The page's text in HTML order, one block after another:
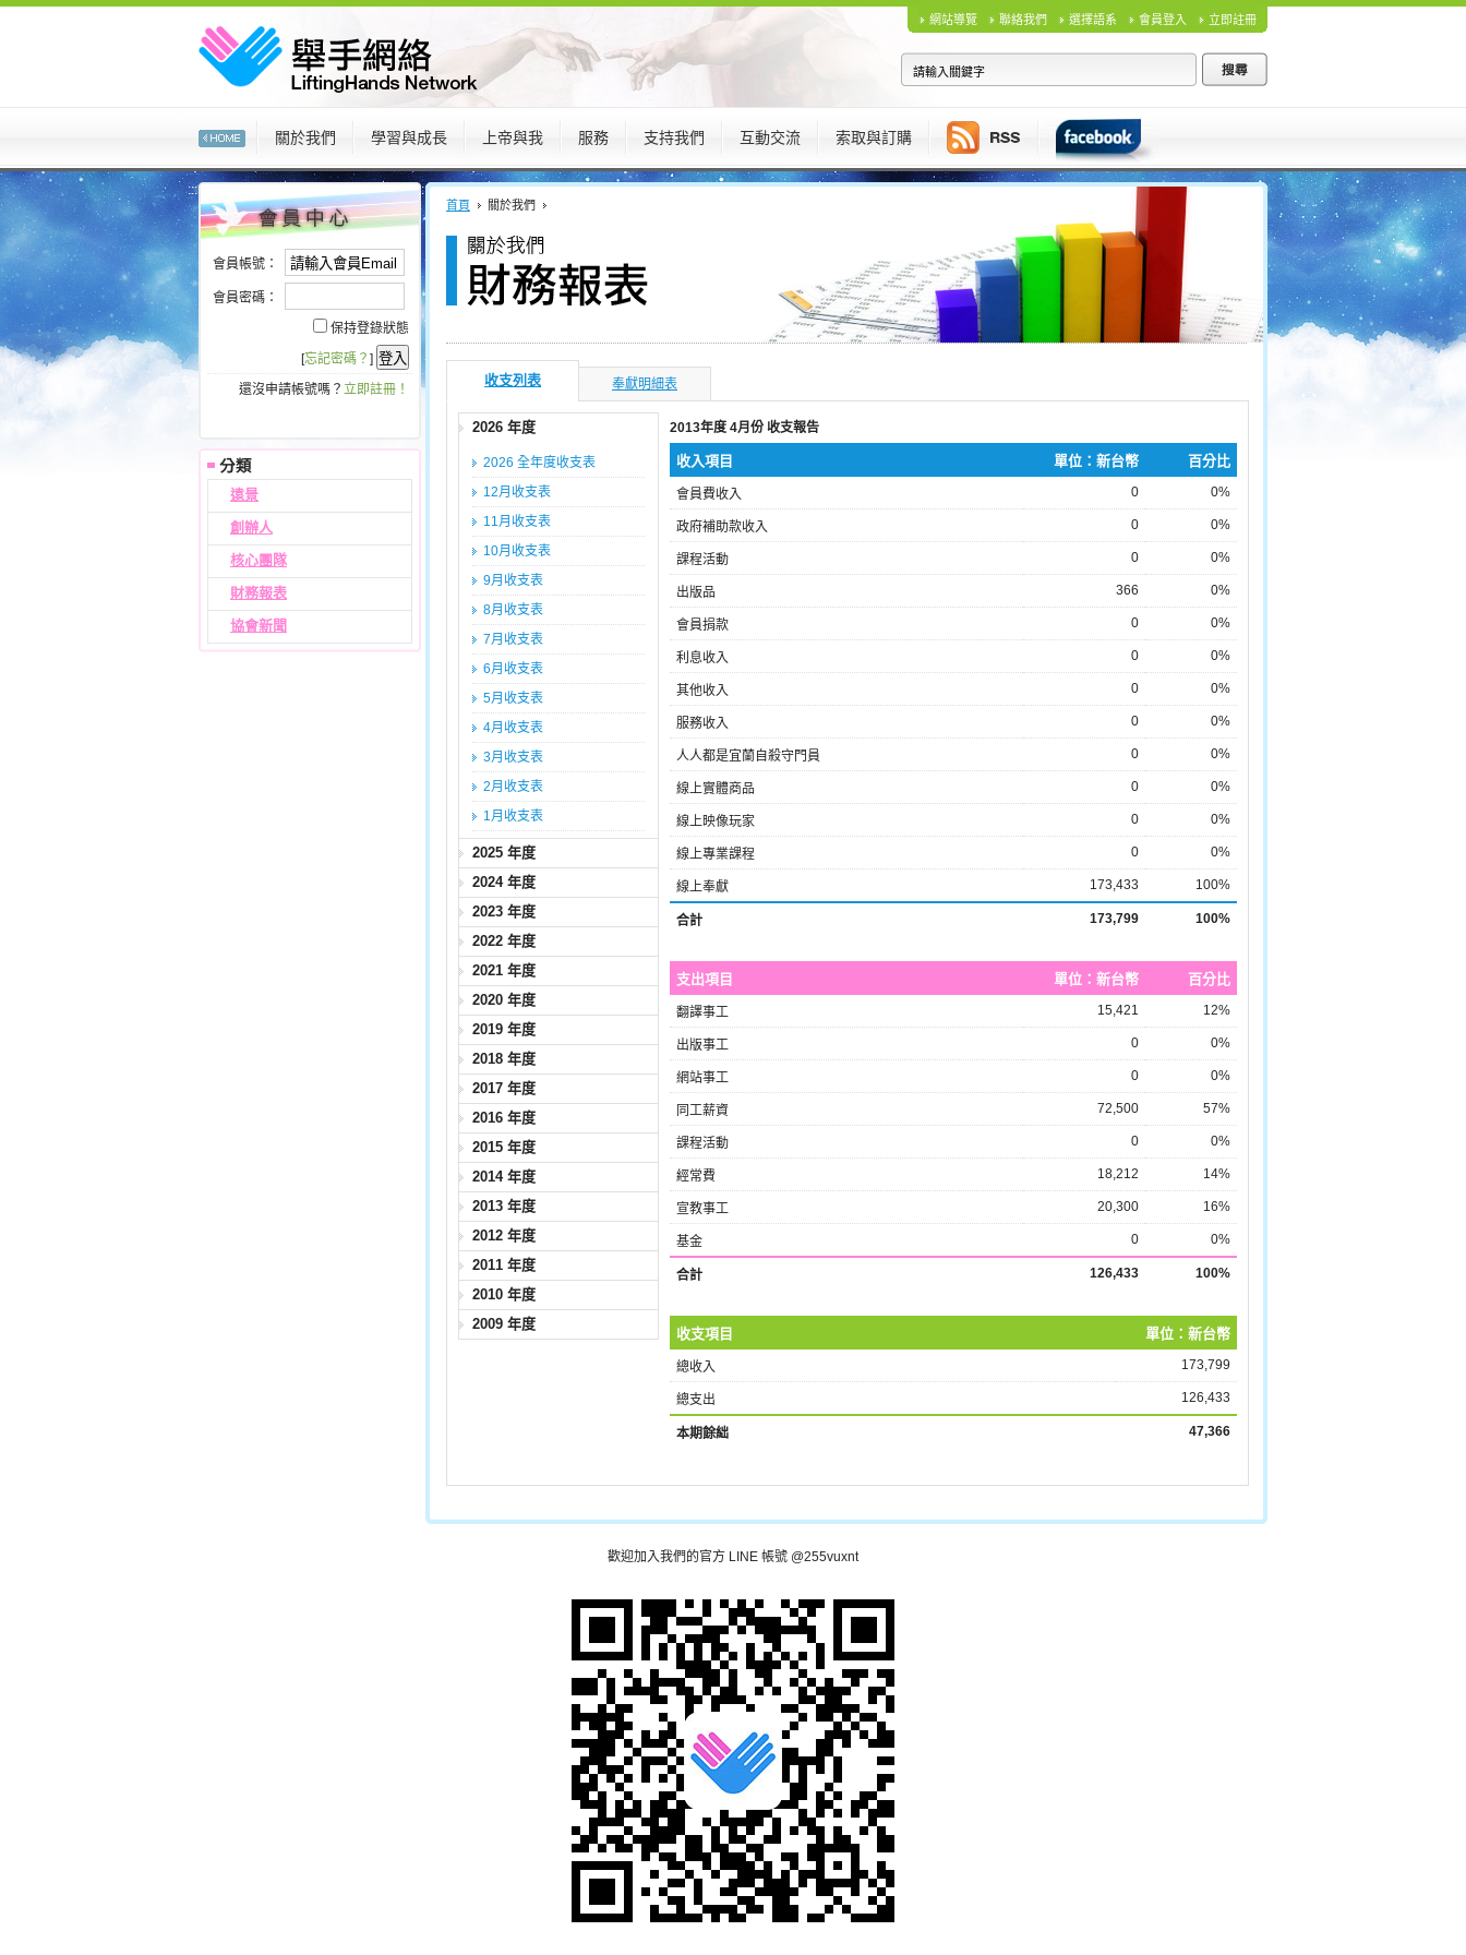
網站導覽 聯絡我們 選擇語系 會員登入 立即註冊
關於我們 學習與成長 上帝與我 服務 支持我們 互動交流 索取與訂購
:::
會員帳號：
會員密碼：
保持登錄狀態
[忘記密碼？ ]
還沒申請帳號嗎？ 立即註冊！
遠景
創辦人
核心團隊
財務報表
協會新聞
:::
首頁 關於我們
收支列表 奉獻明細表
2026 年度
2026 全年度收支表
12月收支表
11月收支表
10月收支表
9月收支表
8月收支表
7月收支表
6月收支表
5月收支表
4月收支表
3月收支表
2月收支表
1月收支表
2025 年度
2024 年度
2023 年度
2022 年度
2021 年度
2020 年度
2019 年度
2018 年度
2017 年度
2016 年度
2015 年度
2014 年度
2013 年度
2012 年度
2011 年度
2010 年度
2009 年度
2013年度 4月份 收支報告
收入項目 單位：新台幣 百分比
會員費收入 0 0%
政府補助款收入 0 0%
課程活動 0 0%
出版品 366 0%
會員捐款 0 0%
利息收入 0 0%
其他收入 0 0%
服務收入 0 0%
人人都是宜蘭自殺守門員 0 0%
線上實體商品 0 0%
線上映像玩家 0 0%
線上專業課程 0 0%
線上奉獻 173,433 100%
合計 173,799 100%
支出項目 單位：新台幣 百分比
翻譯事工 15,421 12%
出版事工 0 0%
網站事工 0 0%
同工薪資 72,500 57%
課程活動 0 0%
經常費 18,212 14%
宣教事工 20,300 16%
基金 0 0%
合計 126,433 100%
收支項目 單位：新台幣
總收入 173,799
總支出 126,433
本期餘絀 47,366
歡迎加入我們的官方 LINE 帳號 @255vuxnt